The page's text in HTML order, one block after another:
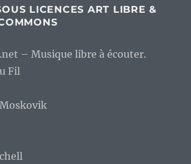
LICENCES ART LIBRE &
– Musique libre à écouter.
Fil